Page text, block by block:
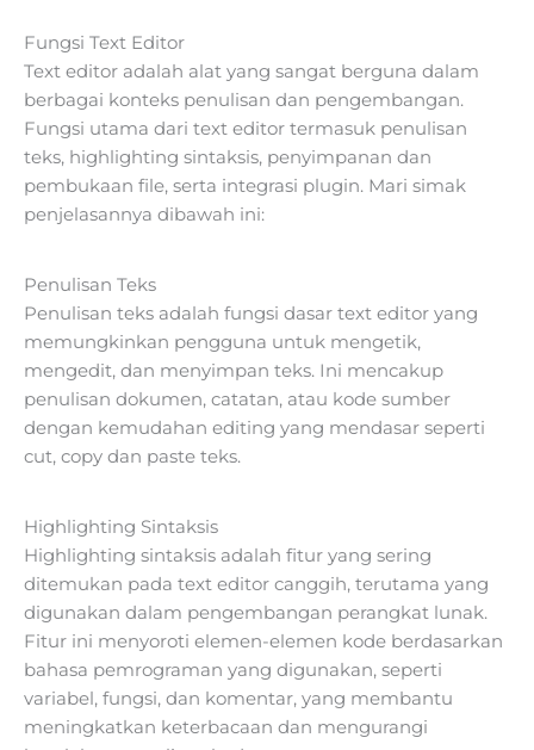
Fungsi Text Editor
Text editor adalah alat yang sangat berguna dalam
berbagai konteks penulisan dan pengembangan.
Fungsi utama dari text editor termasuk penulisan
teks, highlighting sintaksis, penyimpanan dan
pembukaan file, serta integrasi plugin. Mari simak
penjelasannya dibawah ini:
Penulisan Teks
Penulisan teks adalah fungsi dasar text editor yang
memungkinkan pengguna untuk mengetik,
mengedit, dan menyimpan teks. Ini mencakup
penulisan dokumen, catatan, atau kode sumber
dengan kemudahan editing yang mendasar seperti
cut, copy dan paste teks.
Highlighting Sintaksis
Highlighting sintaksis adalah fitur yang sering
ditemukan pada text editor canggih, terutama yang
digunakan dalam pengembangan perangkat lunak.
Fitur ini menyoroti elemen-elemen kode berdasarkan
bahasa pemrograman yang digunakan, seperti
variabel, fungsi, dan komentar, yang membantu
meningkatkan keterbacaan dan mengurangi